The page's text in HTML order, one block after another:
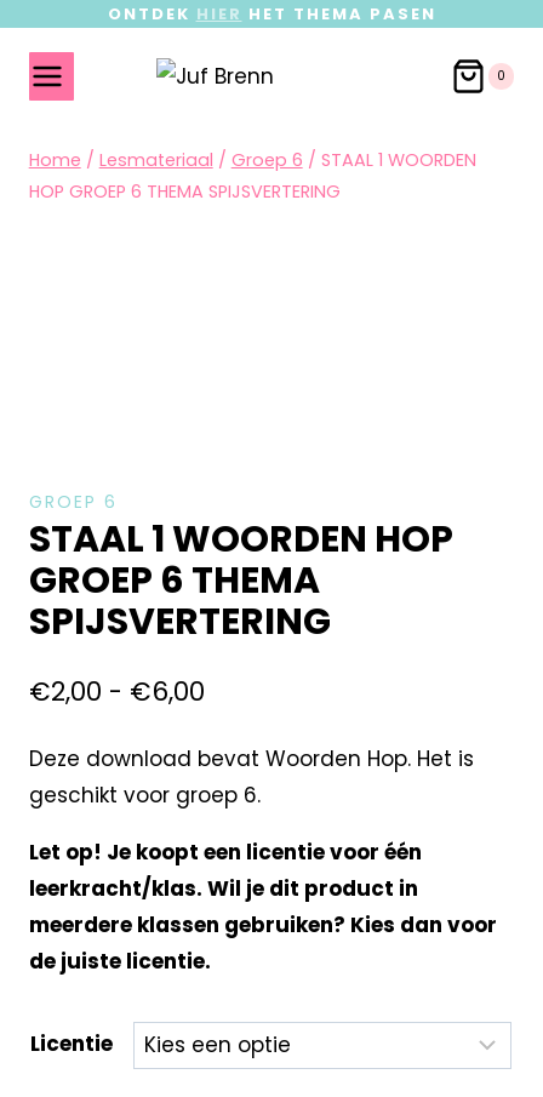
ONTDEK HIER HET THEMA PASEN
0
Home / Lesmateriaal / Groep 6 / STAAL 1 WOORDEN
HOP GROEP 6 THEMA SPIJSVERTERING
GROEP 6
STAAL 1 WOORDEN HOP
GROEP 6 THEMA
SPIJSVERTERING
€2,00 - €6,00
Deze download bevat Woorden Hop. Het is
geschikt voor groep 6.
Let op! Je koopt een licentie voor één
leerkracht/klas. Wil je dit product in
meerdere klassen gebruiken? Kies dan voor
de juiste licentie.
Licentie